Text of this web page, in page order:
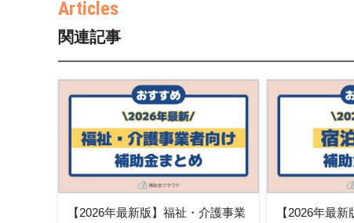
関連記事
【2026年最新版】福祉・介護事業
【2026年最